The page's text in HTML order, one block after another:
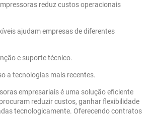
reduz custos operacionais
ajudam empresas de diferentes
e suporte técnico.
a tecnologias mais recentes.
empresariais é uma solução eficiente
reduzir custos, ganhar flexibilidade
tecnologicamente. Oferecendo contratos